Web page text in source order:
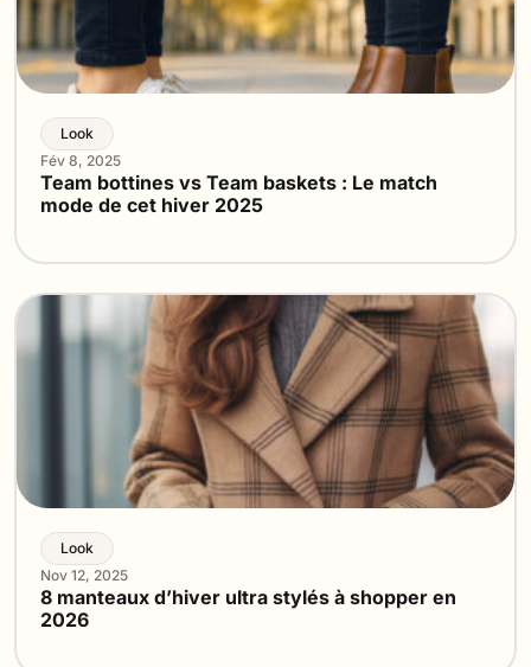
Look
Fév 8, 2025
Team bottines vs Team baskets : Le match
mode de cet hiver 2025
Look
Nov 12, 2025
8 manteaux d’hiver ultra stylés à shopper en
2026